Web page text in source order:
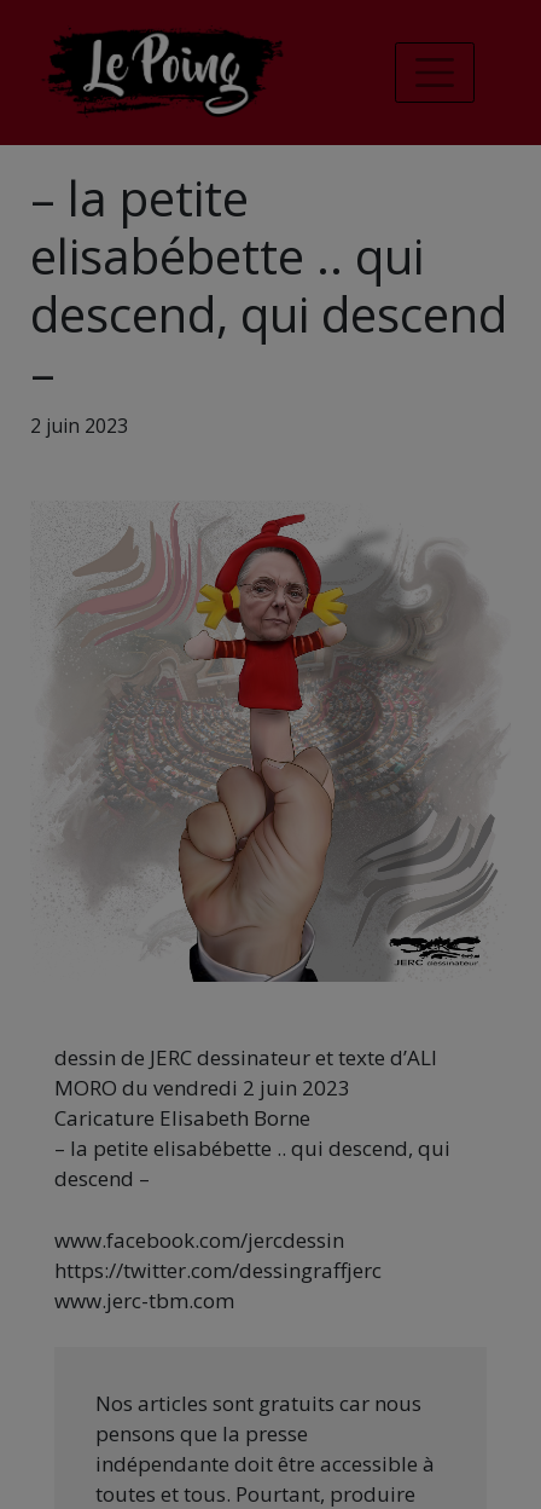
– la petite
elisabébette .. qui
descend, qui descend
–
2 juin 2023
dessin de JERC dessinateur et texte d’ALI
MORO du vendredi 2 juin 2023
Caricature Elisabeth Borne
– la petite elisabébette .. qui descend, qui
descend –
www.facebook.com/jercdessin
https://twitter.com/dessingraffjerc
www.jerc-tbm.com
Nos articles sont gratuits car nous
pensons que la presse
indépendante doit être accessible à
toutes et tous. Pourtant, produire